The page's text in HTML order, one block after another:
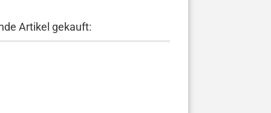
Artikel gekauft: